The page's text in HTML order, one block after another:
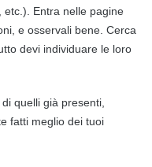
etc.). Entra nelle pagine
e osservali bene. Cerca
devi individuare le loro
quelli già presenti,
fatti meglio dei tuoi